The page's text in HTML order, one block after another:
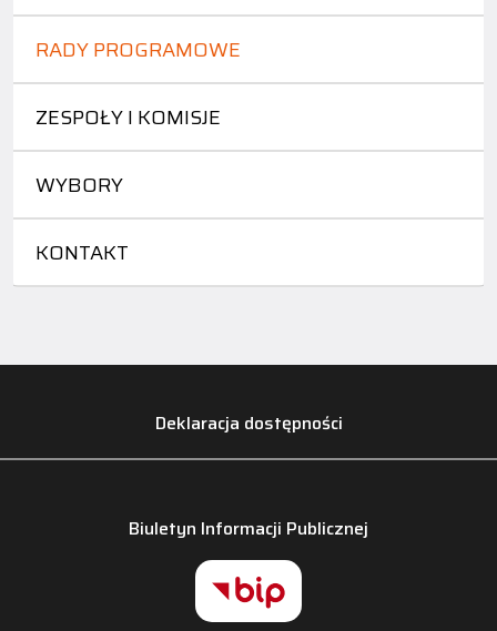
RADY PROGRAMOWE
ZESPOŁY I KOMISJE
WYBORY
KONTAKT
Deklaracja dostępności
Biuletyn Informacji Publicznej